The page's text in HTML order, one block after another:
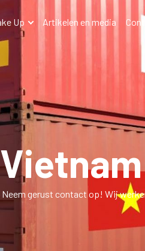
Up Artikelen en media
gerust contact op! Wij